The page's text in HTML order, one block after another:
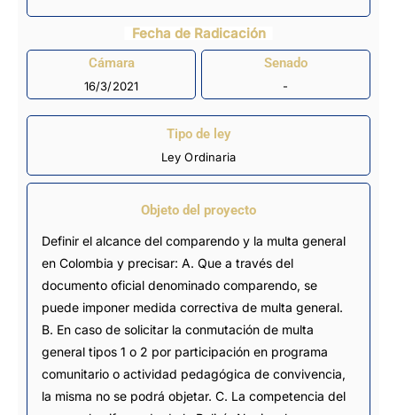
Fecha de Radicación
Cámara
16/3/2021
Senado
-
Tipo de ley
Ley Ordinaria
Objeto del proyecto
Definir el alcance del comparendo y la multa general
en Colombia y precisar: A. Que a través del
documento oficial denominado comparendo, se
puede imponer medida correctiva de multa general.
B. En caso de solicitar la conmutación de multa
general tipos 1 o 2 por participación en programa
comunitario o actividad pedagógica de convivencia,
la misma no se podrá objetar. C. La competencia del